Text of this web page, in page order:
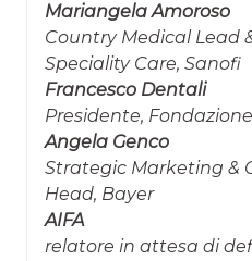
Mariangela Amoroso
Country Medical Lead
Speciality Care, Sanofi
Francesco Dentali
Presidente,
Angela Genco
Strategic Marketing &
Head, Bayer
AIFA
relatore in attesa di